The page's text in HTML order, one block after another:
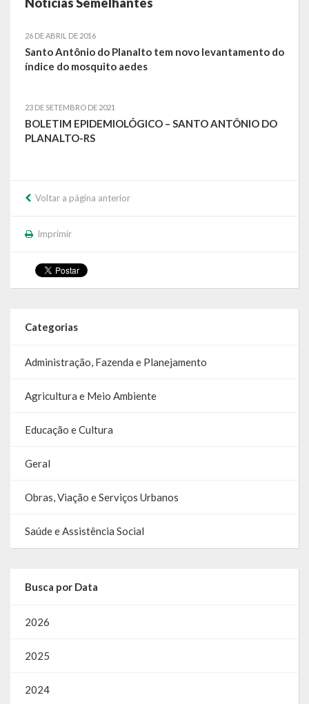
26 DE ABRIL DE 2016
Santo Antônio do Planalto tem novo levantamento do
índice do mosquito aedes
23 DE SETEMBRO DE 2021
BOLETIM EPIDEMIOLÓGICO – SANTO ANTÔNIO DO
PLANALTO-RS
Voltar a página anterior
Imprimir
Categorias
Administração, Fazenda e Planejamento
Agricultura e Meio Ambiente
Educação e Cultura
Geral
Obras, Viação e Serviços Urbanos
Saúde e Assistência Social
Busca por Data
2026
2025
2024